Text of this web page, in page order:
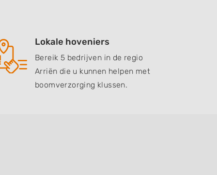
Lokale hoveniers
Bereik 5 bedrijven in de regio
Arriën die u kunnen helpen met
boomverzorging klussen.